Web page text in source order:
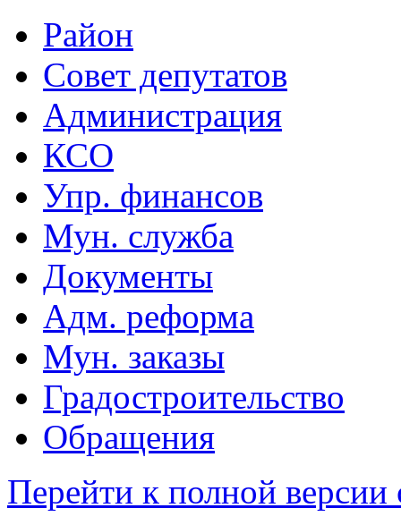
Район
Совет депутатов
Администрация
КСО
Упр. финансов
Мун. служба
Документы
Адм. реформа
Мун. заказы
Градостроительство
Обращения
Перейти к полной версии